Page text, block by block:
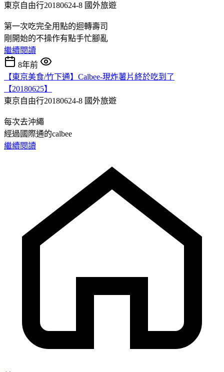
東京自由行20180624-8 國外旅遊
第一次吃完全用點的迴轉壽司
剛開始的不操作有點手忙腳亂
繼續閱讀
8年前
【東京美食/竹下通】Calbee-現炸薯片終於吃到了
【20180625】
東京自由行20180624-8 國外旅遊
每次去沖繩
經過國際通的calbee
繼續閱讀